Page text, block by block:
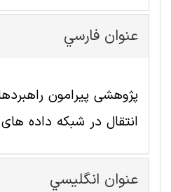
عنوان فارسي
پژوهشی پیرامون
انتقال در شبکه داده
عنوان انگليسي